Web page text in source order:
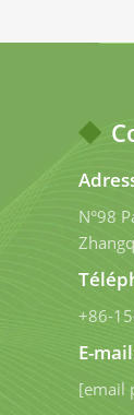
N°98
+86-
E-
[email